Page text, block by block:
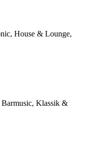
House & Lounge,
Barmusic, Klassik &